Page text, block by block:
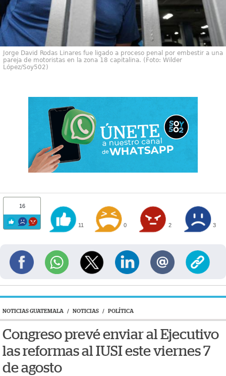
Jorge David Rodas Linares fue ligado a proceso penal por embestir a una
pareja de motoristas en la zona 18 capitalina. (Foto: Wilder
López/Soy502)
16
11 0 2 3
NOTICIAS GUATEMALA / NOTICIAS / POLÍTICA
Congreso prevé enviar al Ejecutivo
las reformas al IUSI este viernes 7
de agosto